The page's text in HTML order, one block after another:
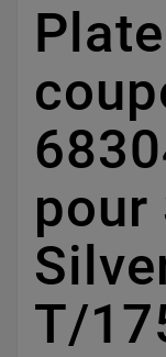
pour
T/